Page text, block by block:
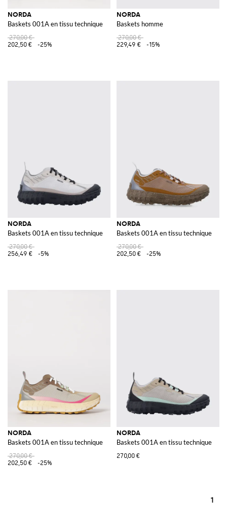
NORDA
Baskets 001A en tissu technique
270,00 €
202,50 €
-25%
NORDA
Baskets homme
270,00 €
229,49 €
-15%
NORDA
Baskets 001A en tissu technique
270,00 €
256,49 €
-5%
NORDA
Baskets 001A en tissu technique
270,00 €
202,50 €
-25%
NORDA
Baskets 001A en tissu technique
270,00 €
202,50 €
-25%
NORDA
Baskets 001A en tissu technique
270,00 €
1